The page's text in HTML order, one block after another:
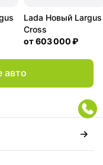
Lada Новый Largus
Cross
от603 000 ₽
авто